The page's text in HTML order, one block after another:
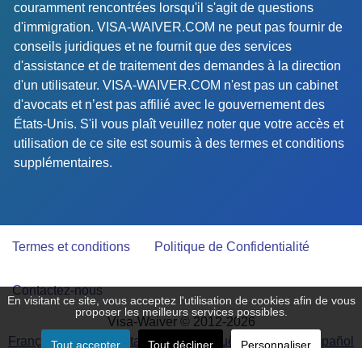
couramment rencontrées lorsqu'il s'agit de questions
d'immigration. VISA-WAIVER.COM ne peut pas fournir de
conseils juridiques et ne fournit que des services
d'assistance et de traitement des demandes à la direction
d'un utilisateur. VISA-WAIVER.COM n'est pas un cabinet
d'avocats et n’est pas affilié avec le gouvernement des
États-Unis. S'il vous plaît veuillez noter que votre accès et
utilisation de ce site est soumis à des termes et conditions
supplémentaires.
Termes et conditions Politique de Confidentialité
Contactez-nous
Visa-Waiver © 2012-2026
Français-Deutsch- Italiano-Português -English-Español
En visitant ce site, vous acceptez l'utilisation de cookies afin de vous
proposer les meilleurs services possibles.
Tout accepter Tout décliner Personnaliser